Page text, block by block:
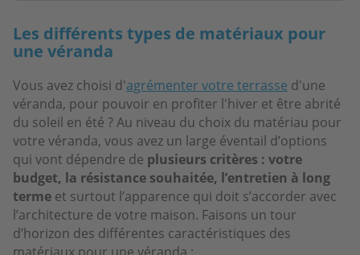
Les différents types de matériaux pour
une véranda
Vous avez choisi d'agrémenter votre terrasse d'une
véranda, pour pouvoir en profiter l'hiver et être abrité
du soleil en été ? Au niveau du choix du matériau pour
votre véranda, vous avez un large éventail d’options
qui vont dépendre de plusieurs critères : votre
budget, la résistance souhaitée, l’entretien à long
terme et surtout l’apparence qui doit s’accorder avec
l’architecture de votre maison. Faisons un tour
d’horizon des différentes caractéristiques des